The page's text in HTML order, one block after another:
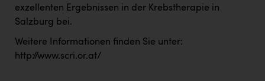
exzellenten Ergebnissen in der Krebstherapie in
Salzburg bei.
Weitere Informationen finden Sie unter:
http://www.scri.or.at/